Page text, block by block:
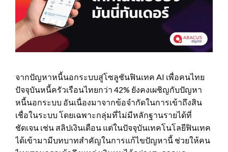
จากปัญหาหนี้นอกระบบสู่โซลูชันฟินเทค AI เพื่อคนไทย
ปัจจุบันหนี้ครัวเรือนไทยกว่า 42% ยังคงเผชิญกับปัญหา
หนี้นอกระบบ อันเนื่องมาจากข้อจำกัดในการเข้าถึงสิน
เชื่อในระบบ โดยเฉพาะกลุ่มที่ไม่มีหลักฐานรายได้ที่
ชัดเจน เช่น สลิปเงินเดือน แต่ในปัจจุบันเทคโนโลยีฟินเทค
ได้เข้ามามีบทบาทสำคัญในการแก้ไขปัญหานี้ ช่วยให้คน